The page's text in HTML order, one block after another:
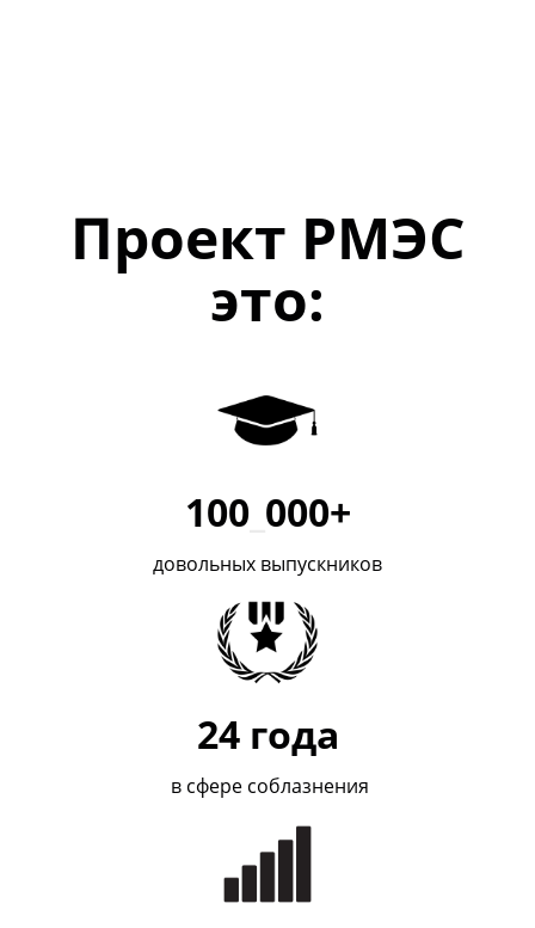
Проект РМЭС
это:
100_ 000+
довольных выпускников
24 года
в сфере соблазнения